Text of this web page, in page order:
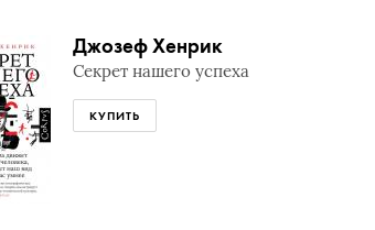
Джозеф Хенрик
Секрет нашего успеха
КУПИТЬ